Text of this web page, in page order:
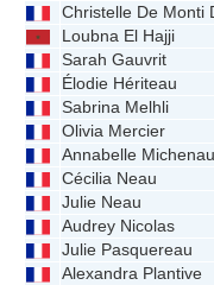
Christelle De Monti
Loubna El Hajji
Sarah Gauvrit
Élodie Hériteau
Sabrina Melhli
Olivia Mercier
Annabelle
Cécilia Neau
Julie Neau
Audrey Nicolas
Julie Pasquereau
Alexandra Plantive